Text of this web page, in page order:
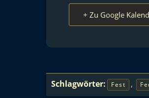
+ Zu Google
Schlagwörter: Fest ,